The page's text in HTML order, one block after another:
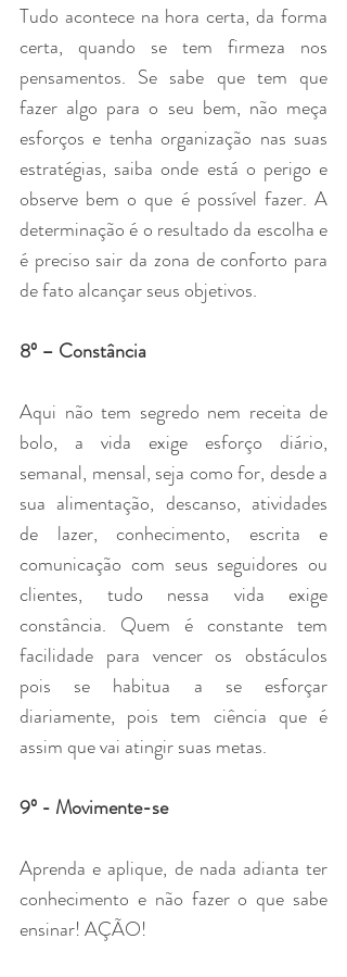
Tudo acontece na hora certa, da forma
certa, quando se tem firmeza nos
pensamentos. Se sabe que tem que
fazer algo para o seu bem, não meça
esforços e tenha organização nas suas
estratégias, saiba onde está o perigo e
observe bem o que é possível fazer. A
determinação é o resultado da escolha e
é preciso sair da zona de conforto para
de fato alcançar seus objetivos.
8º – Constância
Aqui não tem segredo nem receita de
bolo, a vida exige esforço diário,
semanal, mensal, seja como for, desde a
sua alimentação, descanso, atividades
de lazer, conhecimento, escrita e
comunicação com seus seguidores ou
clientes, tudo nessa vida exige
constância. Quem é constante tem
facilidade para vencer os obstáculos
pois se habitua a se esforçar
diariamente, pois tem ciência que é
assim que vai atingir suas metas.
9º - Movimente-se
Aprenda e aplique, de nada adianta ter
conhecimento e não fazer o que sabe
ensinar! AÇÃO!